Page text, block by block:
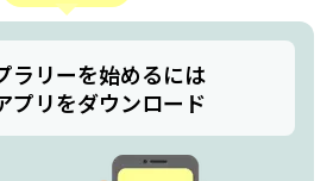
ラリーを始めるには
プリをダウンロード